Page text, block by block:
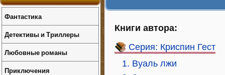
Книги автора:
Серия: Криспин Гест
1. Вуаль лжи
Фантастика
Детективы и Триллеры
Любовные романы
Приключения